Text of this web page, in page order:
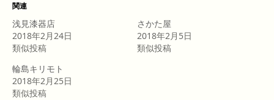
関連
浅見漆器店
2018年2月24日
類似投稿
さかた屋
2018年2月5日
類似投稿
輪島キリモト
2018年2月25日
類似投稿